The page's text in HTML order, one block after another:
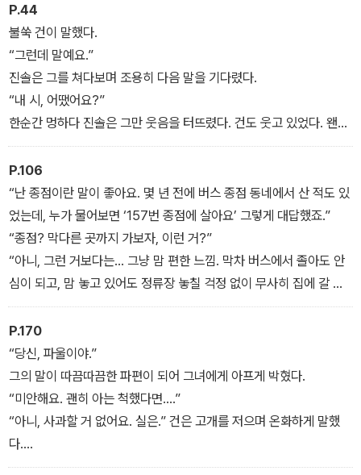
P.44
불쑥 건이 말했다.
“그런데 말예요.”
진솔은 그를 쳐다보며 조용히 다음 말을 기다렸다.
“내 시, 어땠어요?”
한순간 멍하다 진솔은 그만 웃음을 터뜨렸다. 건도 웃고 있었다. 왠지
그녀의 기분이 갑자기 밝아졌다.
“좋게 얘기해요, 솔직히 얘기해요?”
“두 가지 버전으로 다 말해봐요.”
P.106
“난 종점이란 말이 좋아요. 몇 년 전에 버스 종점 동네에서 산 적도 있
었는데, 누가 물어보면 ‘157번 종점에 살아요’ 그렇게 대답했죠.”
“종점? 막다른 곳까지 가보자, 이런 거?”
“아니, 그런 거보다는… 그냥 맘 편한 느낌. 막차 버스에서 졸아도 안
심이 되고, 맘 놓고 있어도 정류장 놓칠 걱정 없이 무사히 집에 갈 수
있다는… 그런 느낌요.”
P.170
“당신, 파울이야.”
그의 말이 따끔따끔한 파편이 되어 그녀에게 아프게 박혔다.
“미안해요. 괜히 아는 척했다면….”
“아니, 사과할 거 없어요. 실은.” 건은 고개를 저으며 온화하게 말했
다.
“…당신이 알게 되길 은연중 바랐는지도 모르겠어요. 요즘 난 뭐랄